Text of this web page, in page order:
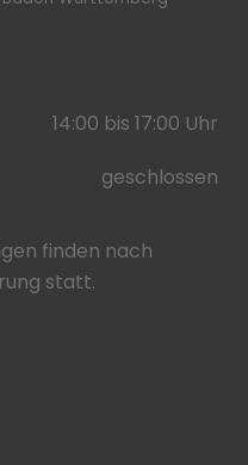
14:00 bis 17:00 Uhr
geschlossen
finden nach
statt.